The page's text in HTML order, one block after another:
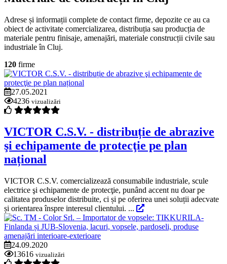
Adrese și informații complete de contact firme, depozite ce au ca
obiect de activitate comercializarea, distribuția sau producția de
materiale pentru finisaje, amenajări, materiale construcții civile sau
industriale în Cluj.
120 firme
27.05.2021
4236 vizualizări
VICTOR C.S.V. - distribuție de abrazive
şi echipamente de protecţie pe plan
național
VICTOR C.S.V. comercializează consumabile industriale, scule
electrice şi echipamente de protecţie, punând accent nu doar pe
calitatea produselor distribuite, ci și pe oferirea unei soluții adecvate
și orientarea înspre interesul clientului. ...
24.09.2020
13616 vizualizări